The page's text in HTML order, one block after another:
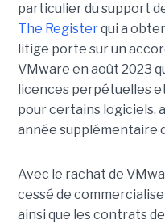
particulier du support
The Registerqui a
litige porte sur un
VMware en août 2023
licences perpétuelles
pour certains logiciels,
année supplémentaire
Avec le rachat de
cessé de
ainsi que les contrats